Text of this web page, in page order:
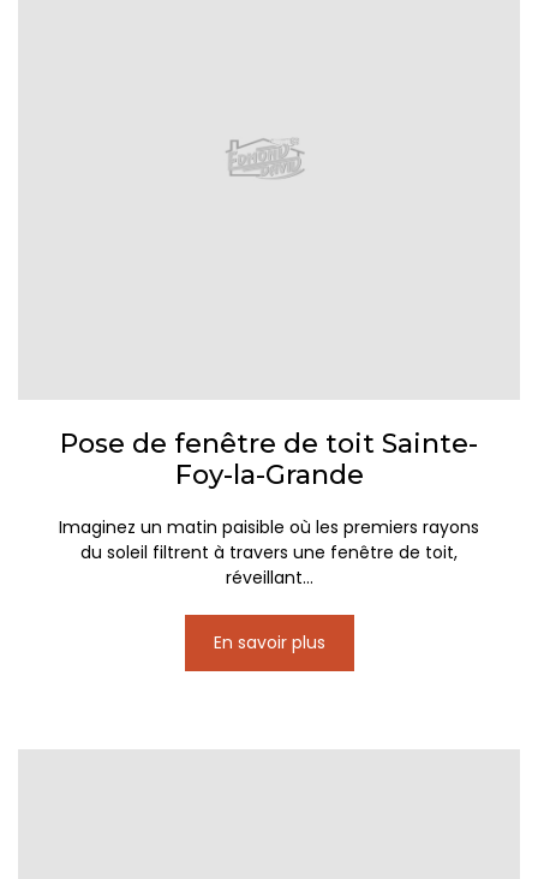
Pose de fenêtre de toit Sainte-
Foy-la-Grande
Imaginez un matin paisible où les premiers rayons
du soleil filtrent à travers une fenêtre de toit,
réveillant...
En savoir plus